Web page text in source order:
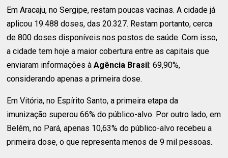
Em Aracaju, no Sergipe, restam poucas vacinas. A cidade já
aplicou 19.488 doses, das 20.327. Restam portanto, cerca
de 800 doses disponíveis nos postos de saúde. Com isso,
a cidade tem hoje a maior cobertura entre as capitais que
enviaram informações àAgência Brasil: 69,90%,
considerando apenas a primeira dose.
Em Vitória, no Espírito Santo, a primeira etapa da
imunização superou 66% do público-alvo. Por outro lado, em
Belém, no Pará, apenas 10,63% do público-alvo recebeu a
primeira dose, o que representa menos de 9 mil pessoas.